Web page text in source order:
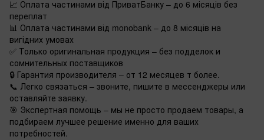
📈 Оплата частинами від ПриватБанку – до 6 місяців без
переплат
📊 Оплата частинами від monobank – до 8 місяців на
вигідних умовах
✅ Только оригинальная продукция – без подделок и
сомнительных поставщиков
🔒 Гарантия производителя – от 12 месяцев т более.
📞 Легко связаться – звоните, пишите в мессенджеры или
оставляйте заявку.
🎯 Экспертная помощь – мы не просто продаем товары, а
подбираем лучшее решение именно для ваших
потребностей.